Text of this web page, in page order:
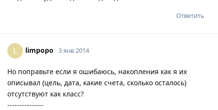
Ответить
L limpopo 3 янв 2014
Но поправьте если я ошибаюсь, накопления как я их
описывал (цель, дата, какие счета, сколько осталось)
отсутствуют как класс?
---------------